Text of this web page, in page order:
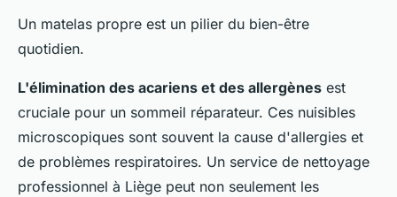
Un matelas propre est un pilier du bien-être
quotidien.
L'élimination des acariens et des allergènes est
cruciale pour un sommeil réparateur. Ces nuisibles
microscopiques sont souvent la cause d'allergies et
de problèmes respiratoires. Un service de nettoyage
professionnel à Liège peut non seulement les